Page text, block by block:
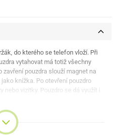
do kterého se telefon vloží. Při
vytahovat má totiž všechny
zavření pouzdra slouží magnet na
knížka. Po otevření pouzdro
nebo vizitky. Pouzdro se dá využít i
funkcím (fotoaparát,